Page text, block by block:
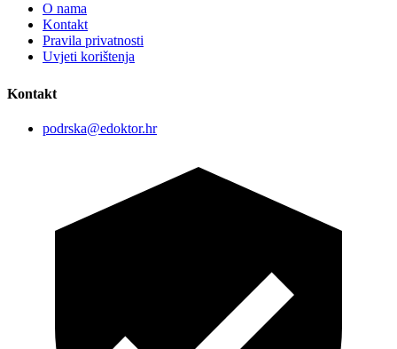
O nama
Kontakt
Pravila privatnosti
Uvjeti korištenja
Kontakt
podrska@edoktor.hr